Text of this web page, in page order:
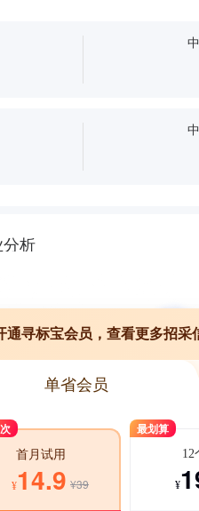
析
通寻标宝会员，查看更多招采
单省会员
首月试用
¥14.9 ¥39
最划算
12
¥